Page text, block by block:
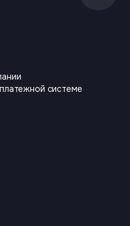
системе